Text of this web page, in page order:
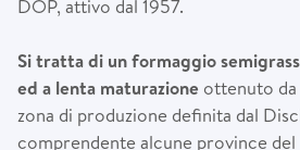
DOP, attivo dal 1957.
Si tratta di un formaggio
ed a lenta maturazione ottenuto
zona di produzione definita dal
comprendente alcune province